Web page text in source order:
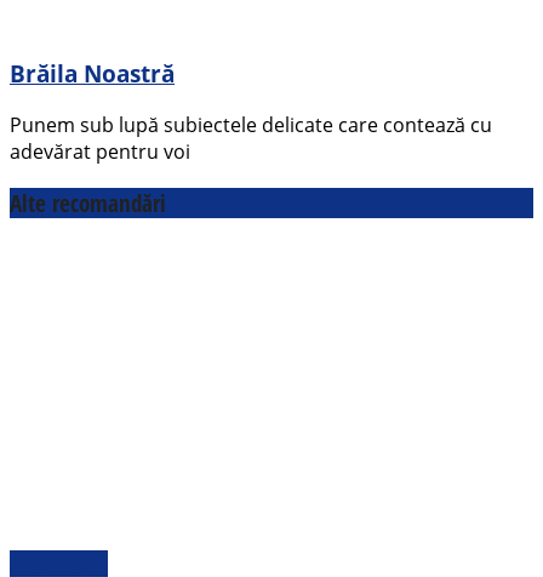
Brăila Noastră
Punem sub lupă subiectele delicate care contează cu
adevărat pentru voi
Alte recomandări